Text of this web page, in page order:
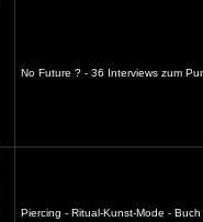
No Future ? - 36 Interviews zum
Piercing - Ritual-Kunst-Mode -